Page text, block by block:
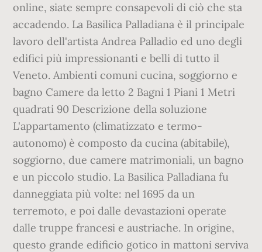
online, siate sempre consapevoli di ciò che sta
accadendo. La Basilica Palladiana è il principale
lavoro dell'artista Andrea Palladio ed uno degli
edifici più impressionanti e belli di tutto il
Veneto. Ambienti comuni cucina, soggiorno e
bagno Camere da letto 2 Bagni 1 Piani 1 Metri
quadrati 90 Descrizione della soluzione
L'appartamento (climatizzato e termo-
autonomo) è composto da cucina (abitabile),
soggiorno, due camere matrimoniali, un bagno
e un piccolo studio. La Basilica Palladiana fu
danneggiata più volte: nel 1695 da un
terremoto, e poi dalle devastazioni operate
dalle truppe francesi e austriache. In origine,
questo grande edificio gotico in mattoni serviva